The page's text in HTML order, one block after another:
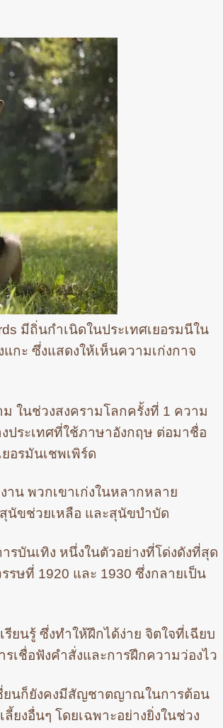
มีถิ่นกำเนิดในประเทศเยอรมนีใน
กะ ซึ่งแสดงให้เห็นความเก่งกาจ
ม ในช่วงสงครามโลกครั้งที่ 1 ความ
งประเทศที่ใช้ภาษาอังกฤษ ต่อมาชื่อ
อรมันเชพเพิร์ด
น พวกเขาเก่งในหลากหลาย
นัขช่วยเหลือ และสุนัขบำบัด
รบันเทิง หนึ่งในตัวอย่างที่โด่งดังที่สุด
รษที่ 1920 และ 1930 ซึ่งกลายเป็น
ยนรู้ ซึ่งทำให้ฝึกได้ง่าย จิตใจที่เฉียบ
เชื่อฟังคำสั่งและการฝึกความว่องไว
ยนก็ยังคงมีสัญชาตญาณในการต้อน
งอื่นๆ โดยเฉพาะอย่างยิ่งในช่วง